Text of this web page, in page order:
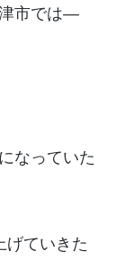
市では―
なっていた
げていきた